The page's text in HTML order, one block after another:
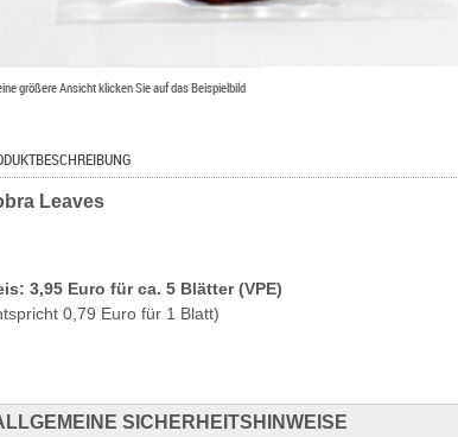
größere Ansicht klicken Sie auf das Beispielbild
Leaves
3,95 Euro für ca. 5 Blätter (VPE)
0,79 Euro für 1 Blatt)
SICHERHEITSHINWEISE